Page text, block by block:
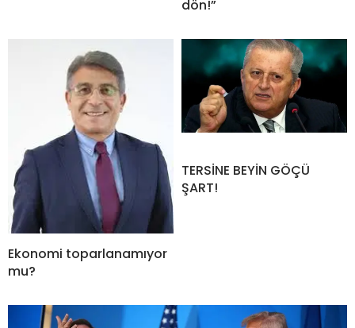
dön!”
Ekonomi toparlanamıyor
mu?
TERSİNE BEYİN GÖÇÜ
ŞART!